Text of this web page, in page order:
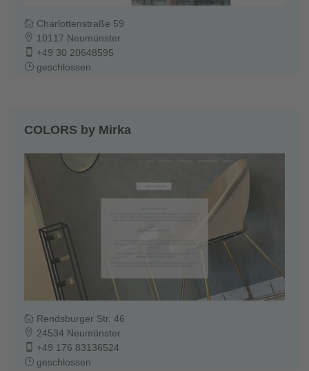
Charlottenstraße 59
10117 Neumünster
+49 30 20648595
geschlossen
COLORS by Mirka
Rendsburger Str. 46
24534 Neumünster
+49 176 83136524
geschlossen